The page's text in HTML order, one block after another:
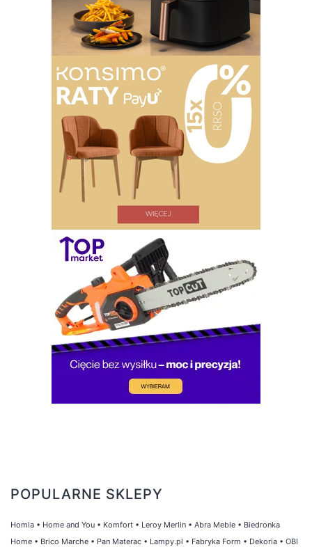
POPULARNE SKLEPY
Homla • Home and You • Komfort • Leroy Merlin • Abra Meble • Biedronka
Home • Brico Marche • Pan Materac • Lampy.pl • Fabryka Form • Dekoria • OBI